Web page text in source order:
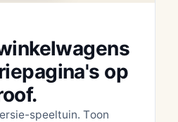
op
speeltuin. Toon